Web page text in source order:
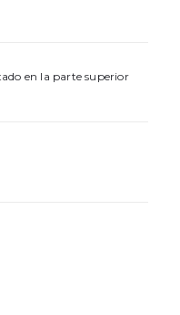
en la parte superior